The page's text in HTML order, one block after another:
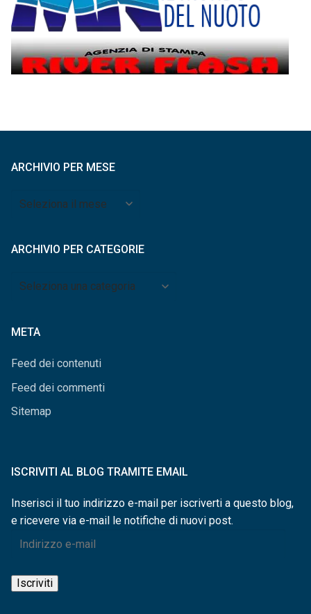
ARCHIVIO PER MESE
Archivio
ARCHIVIO PER CATEGORIE
Archivio
META
Feed dei contenuti
Feed dei commenti
Sitemap
ISCRIVITI AL BLOG TRAMITE EMAIL
Inserisci il tuo indirizzo e-mail per iscriverti a questo blog,
e ricevere via e-mail le notifiche di nuovi post.
Indirizzo
mail
Iscriviti